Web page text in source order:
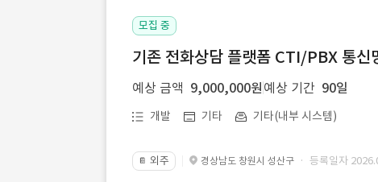
모집 중
기존 전화상담 플랫폼 CTI/PBX 통신
예상 금액 9,000,000원 예상 기간 90일
개발 기타 기타(내부 시스템)
📔 외주 경상남도 창원시 성산구 · 등록일자